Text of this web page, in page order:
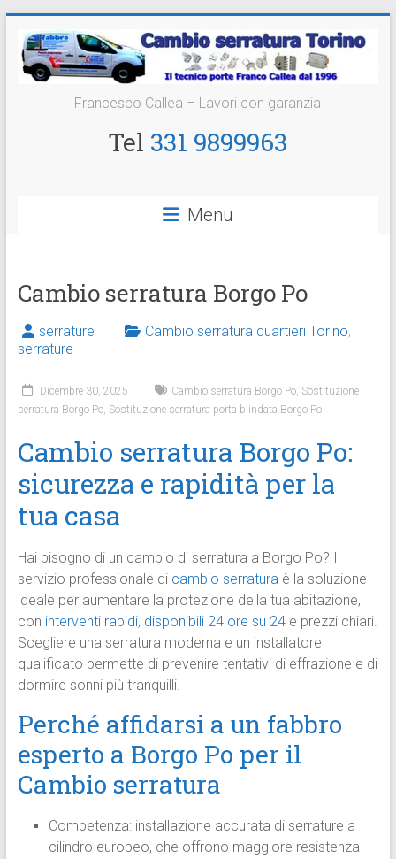
contenuto
Cambio
Serratura
Francesco Callea – Lavori con garanzia
Tel 331 9899963
Menu
Cambio serratura Borgo Po
serrature Cambio serratura quartieri Torino,
serrature
Dicembre 30, 2025 Cambio serratura Borgo Po, Sostituzione
serratura Borgo Po, Sostituzione serratura porta blindata Borgo Po
Cambio serratura Borgo Po:
sicurezza e rapidità per la
tua casa
Hai bisogno di un cambio di serratura a Borgo Po? Il
servizio professionale di cambio serraturaè la soluzione
ideale per aumentare la protezione della tua abitazione,
con interventi rapidi, disponibili 24 ore su 24e prezzi chiari.
Scegliere una serratura moderna e un installatore
qualificato permette di prevenire tentativi di effrazione e di
dormire sonni più tranquilli.
Perché affidarsi a un fabbro
esperto a Borgo Po per il
Cambio serratura
Competenza: installazione accurata di serrature a
cilindro europeo, che offrono maggiore resistenza